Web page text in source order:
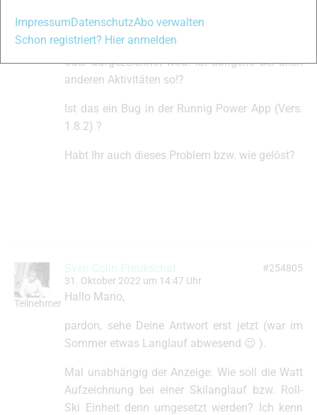
keinerlei Wattangaben im Datenfeld Leistungen
angezeigt werden und auch nichts ermittelt
oder aufgezeichnet wird. Ist übrigens bei allen
anderen Aktivitäten so!?
Ist das ein Bug in der Runnig Power App (Vers.
1.8.2) ?
Habt Ihr auch dieses Problem bzw. wie gelöst?
Teilnehmer
Sven Colin Preukschat
31. Oktober 2022 um 14:47 Uhr
#254805
Hallo Mario,
pardon, sehe Deine Antwort erst jetzt (war im
Sommer etwas Langlauf abwesend 😉 ).
Mal unabhängig der Anzeige: Wie soll die Watt
Aufzeichnung bei einer Skilanglauf bzw. Roll-
Ski Einheit denn umgesetzt werden? Ich kenn
ImpressumDatenschutzAbo verwalten
Schon registriert? Hier anmelden